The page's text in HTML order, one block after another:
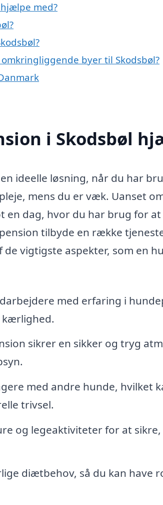
med?
byer til Skodsbøl?
i Skodsbøl
ideelle løsning, når du har
mens du er væk. Uanset
en dag, hvor du har brug for
tilbyde en række
vigtigste aspekter, som en
med erfaring i
sikrer en sikker og tryg
med andre hunde, hvilket
trivsel.
og legeaktiviteter for at
diætbehov, så du kan have